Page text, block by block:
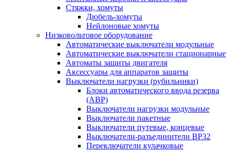
Стяжки, хомуты
Дюбель-хомуты
Нейлоновые хомуты
Низковольтовое оборудование
Автоматические выключатели модульные
Автоматические выключатели стационарные
Автоматы защиты двигателя
Аксессуары для аппаратов защиты
Выключатели нагрузки (рубильники)
Блоки автоматического ввода резерва
(АВР)
Выключатели нагрузки модульные
Выключатели пакетные
Выключатели путевые, концевые
Выключатели-разъединители ВР32
Переключатели кулачковые